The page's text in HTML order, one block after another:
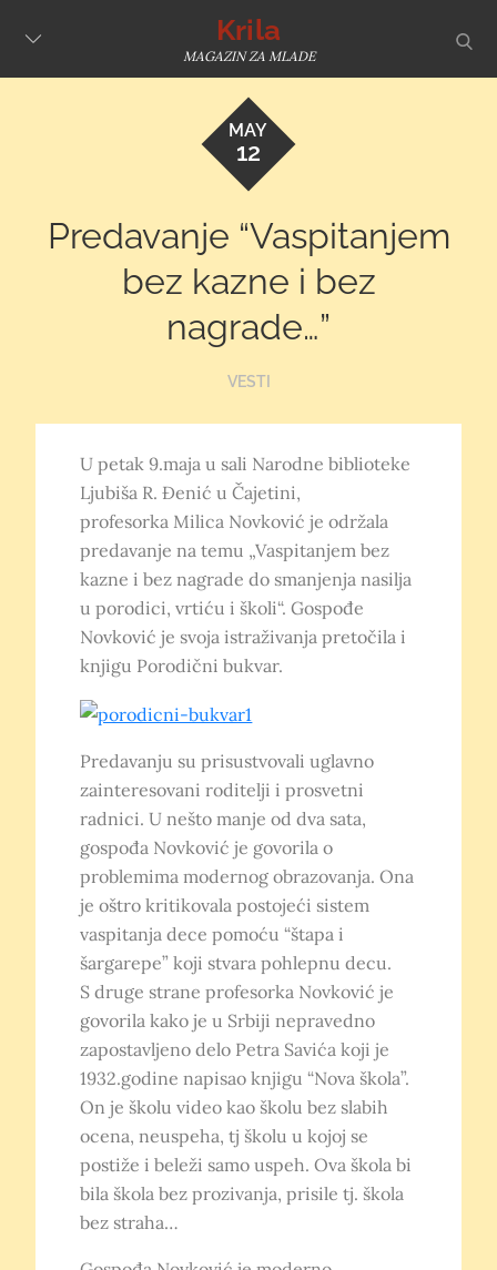
Krila
MAGAZIN ZA MLADE
MAY
12
Predavanje “Vaspitanjem
bez kazne i bez
nagrade…”
VESTI
U petak 9.maja u sali Narodne biblioteke
Ljubiša R. Đenić u Čajetini,
profesorka Milica Novković je održala
predavanje na temu „Vaspitanjem bez
kazne i bez nagrade do smanjenja nasilja
u porodici, vrtiću i školi“. Gospođe
Novković je svoja istraživanja pretočila i
knjigu Porodični bukvar.
Predavanju su prisustvovali uglavno
zainteresovani roditelji i prosvetni
radnici. U nešto manje od dva sata,
gospođa Novković je govorila o
problemima modernog obrazovanja. Ona
je oštro kritikovala postojeći sistem
vaspitanja dece pomoću “štapa i
šargarepe” koji stvara pohlepnu decu.
S druge strane profesorka Novković je
govorila kako je u Srbiji nepravedno
zapostavljeno delo Petra Savića koji je
1932.godine napisao knjigu “Nova škola”.
On je školu video kao školu bez slabih
ocena, neuspeha, tj školu u kojoj se
postiže i beleži samo uspeh. Ova škola bi
bila škola bez prozivanja, prisile tj. škola
bez straha…